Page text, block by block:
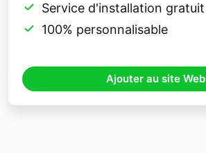
Service d'installation gratuit
100% personnalisable
Ajouter au site Web